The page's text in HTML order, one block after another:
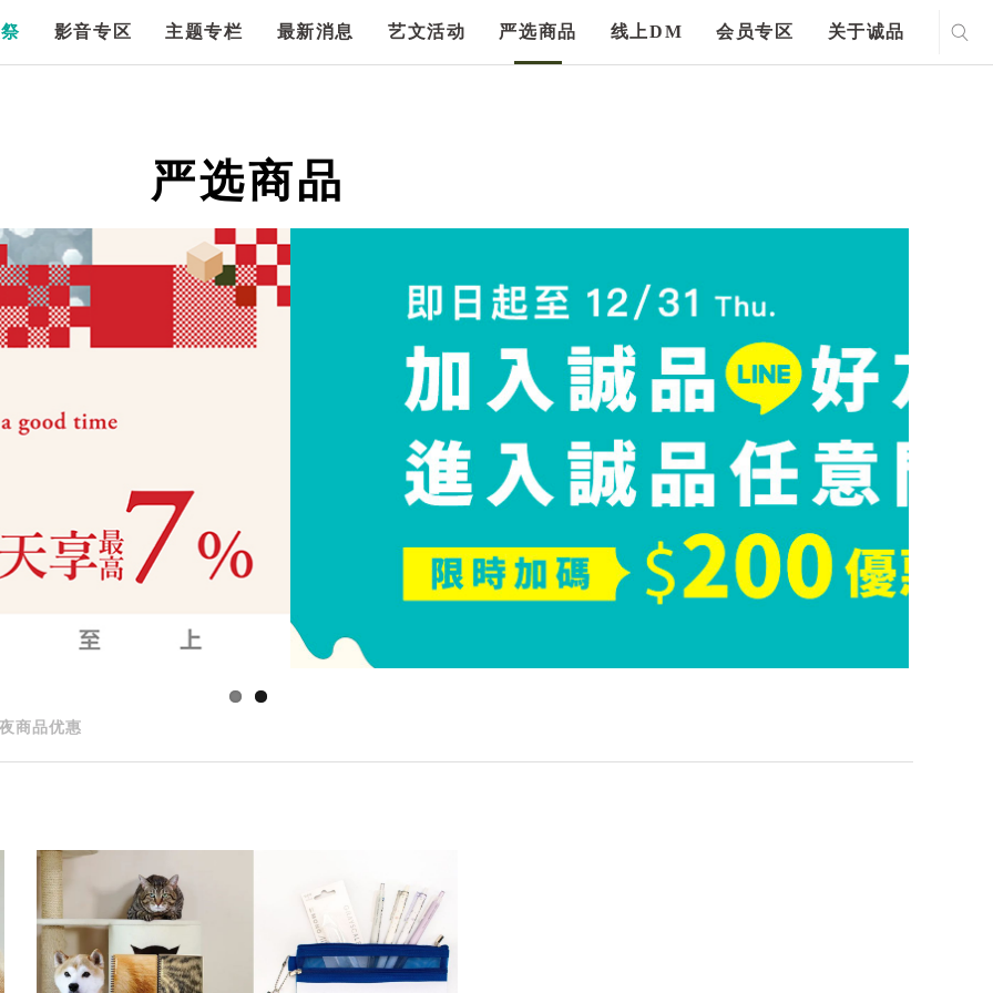
影音专区 主题专栏 最新消息 艺文活动 严选商品 线上DM 会员专区 关于诚品
严选商品
商品优惠